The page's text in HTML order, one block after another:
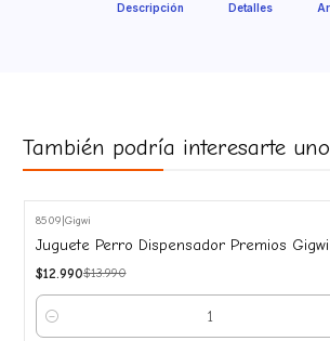
Descripción Detalles
También podría interesarte
-7%
OFF
8509 Gigwi
Juguete Perro Dispensador Premios
$12.990$13.990
Cantidad